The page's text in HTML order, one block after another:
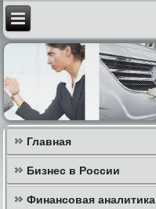
Главная
Бизнес в России
Финансовая аналитика